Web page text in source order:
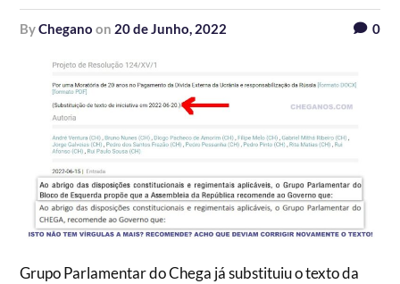
byChegano on 20 de Junho, 2022 0
Grupo Parlamentar do Chega já substituiu o texto da